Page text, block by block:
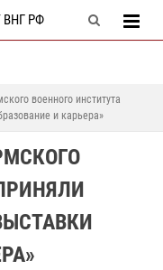
РФ
военного института
и карьера»